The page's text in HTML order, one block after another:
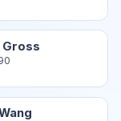
Gross